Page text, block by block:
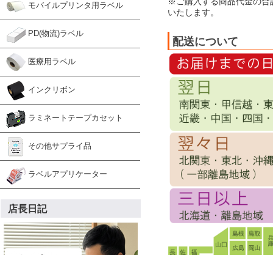
モバイルプリンタ用ラベル
PD(物流)ラベル
医療用ラベル
インクリボン
ラミネートテープカセット
その他サプライ品
ラベルアプリケーター
店長日記
いたします。
配送について